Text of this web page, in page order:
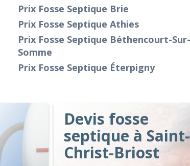
Prix Fosse Septique Brie
Prix Fosse Septique Athies
Prix Fosse Septique Béthencourt-Sur-
Somme
Prix Fosse Septique Éterpigny
Devis fosse
septique à Saint-
Christ-Briost